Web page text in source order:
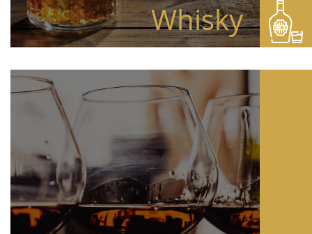
Whisky